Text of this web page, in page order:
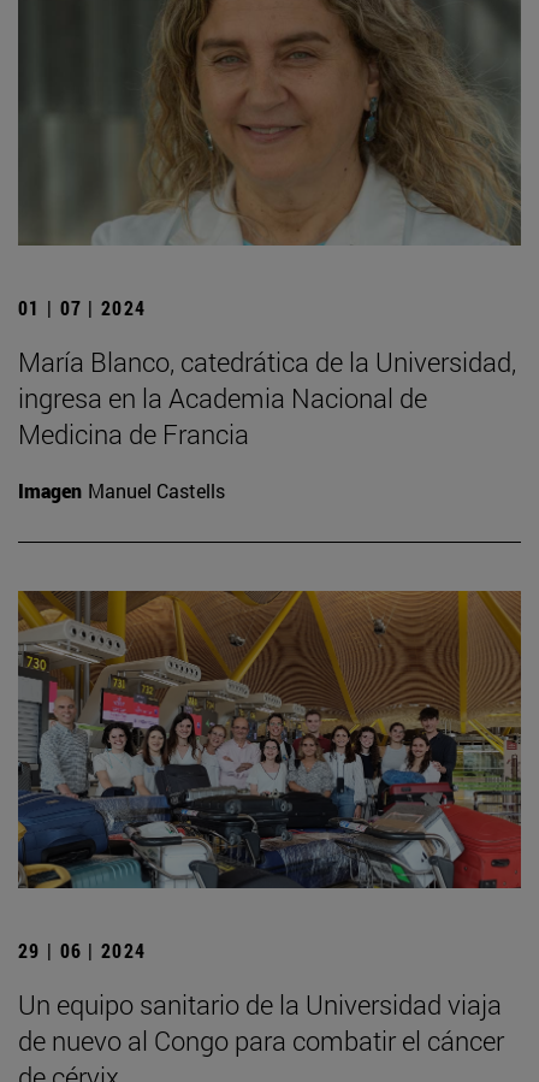
01 | 07 | 2024
María Blanco, catedrática de la Universidad,
ingresa en la Academia Nacional de
Medicina de Francia
Imagen Manuel Castells
29 | 06 | 2024
Un equipo sanitario de la Universidad viaja
de nuevo al Congo para combatir el cáncer